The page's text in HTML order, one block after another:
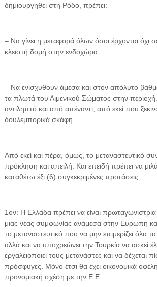
δημιουργηθεί στη Ρόδο, πρέπει:
– Να γίνει η μεταφορά όλων όσοι έρχονται όχι
κλειστή δομή στην ενδοχώρα.
– Να ενισχυθούν άμεσα και στον απόλυτο
τα πλωτά του Λιμενικού Σώματος στην
αντιληπτό και από απέναντι, από εκεί που
δουλεμπορικά σκάφη.
Από εκεί και πέρα, όμως, το μεταναστευτικό
πρόκληση και απειλή. Και επειδή πρέπει να
καταθέτω έξι (6) συγκεκριμένες προτάσεις:
1ον: Η Ελλάδα πρέπει να είναι
μιας νέας συμφωνίας ανάμεσα στην Ευρώπη
το μεταναστευτικό που να μην επιμερίζει όλα
αλλά και να υποχρεώνει την Τουρκία να ασκεί
εργαλειοποιεί τους μετανάστες και να δέχεται
πρόσφυγες. Μόνο έτσι θα έχει οικονομικά
προνομιακή σχέση με την Ε.Ε.